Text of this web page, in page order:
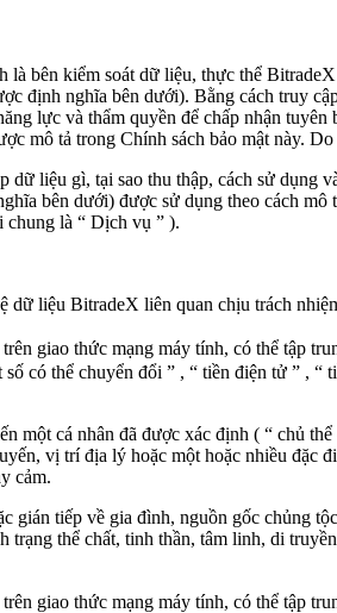
là bên kiểm soát dữ liệu, thực thể BitradeX
định nghĩa bên dưới). Bằng cách truy
lực và thẩm quyền để chấp nhận tuyên
mô tả trong Chính sách bảo mật này.
liệu gì, tại sao thu thập, cách sử dụng
bên dưới) được sử dụng theo cách
chung là “ Dịch vụ ” ).
dữ liệu BitradeX liên quan chịu trách
giao thức mạng máy tính, có thể tập
số có thể chuyển đổi ” , “ tiền điện tử ” , “
một cá nhân đã được xác định ( “ chủ
vị trí địa lý hoặc một hoặc nhiều đặc
cảm.
gián tiếp về gia đình, nguồn gốc chủng
thể chất, tinh thần, tâm linh, di
giao thức mạng máy tính, có thể tập